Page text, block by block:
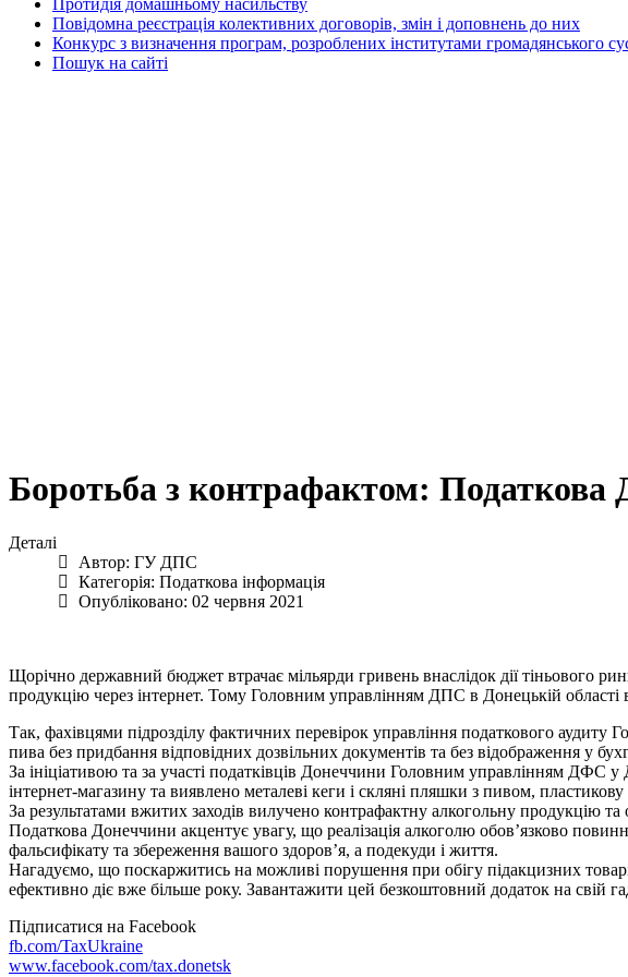
Протидія домашньому насильству
Повідомна реєстрація колективних договорів, змін і доповнень до них
Конкурс з визначення програм, розроблених інститутами громадянського
Пошук на сайті
Боротьба з контрафактом: Податкова
Деталі
Автор: ГУ ДПС
Категорія: Податкова інформація
Опубліковано: 02 червня 2021
Щорічно державний бюджет втрачає мільярди гривень внаслідок дії тіньового
продукцію через інтернет. Тому Головним управлінням ДПС в Донецькій
Так, фахівцями підрозділу фактичних перевірок управління податкового
пива без придбання відповідних дозвільних документів та без відображення у
За ініціативою та за участі податківців Донеччини Головним управлінням ДФС
інтернет-магазину та виявлено металеві кеги і скляні пляшки з пивом,
За результатами вжитих заходів вилучено контрафактну алкогольну продукцію
Податкова Донеччини акцентує увагу, що реалізація алкоголю обов’язково
фальсифікату та збереження вашого здоров’я, а подекуди і життя.
Нагадуємо, що поскаржитись на можливі порушення при обігу підакцизних
ефективно діє вже більше року. Завантажити цей безкоштовний додаток на свій
Підписатися на Facebook
fb.com/TaxUkraine
www.facebook.com/tax.donetsk